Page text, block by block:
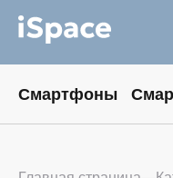
Смартфоны